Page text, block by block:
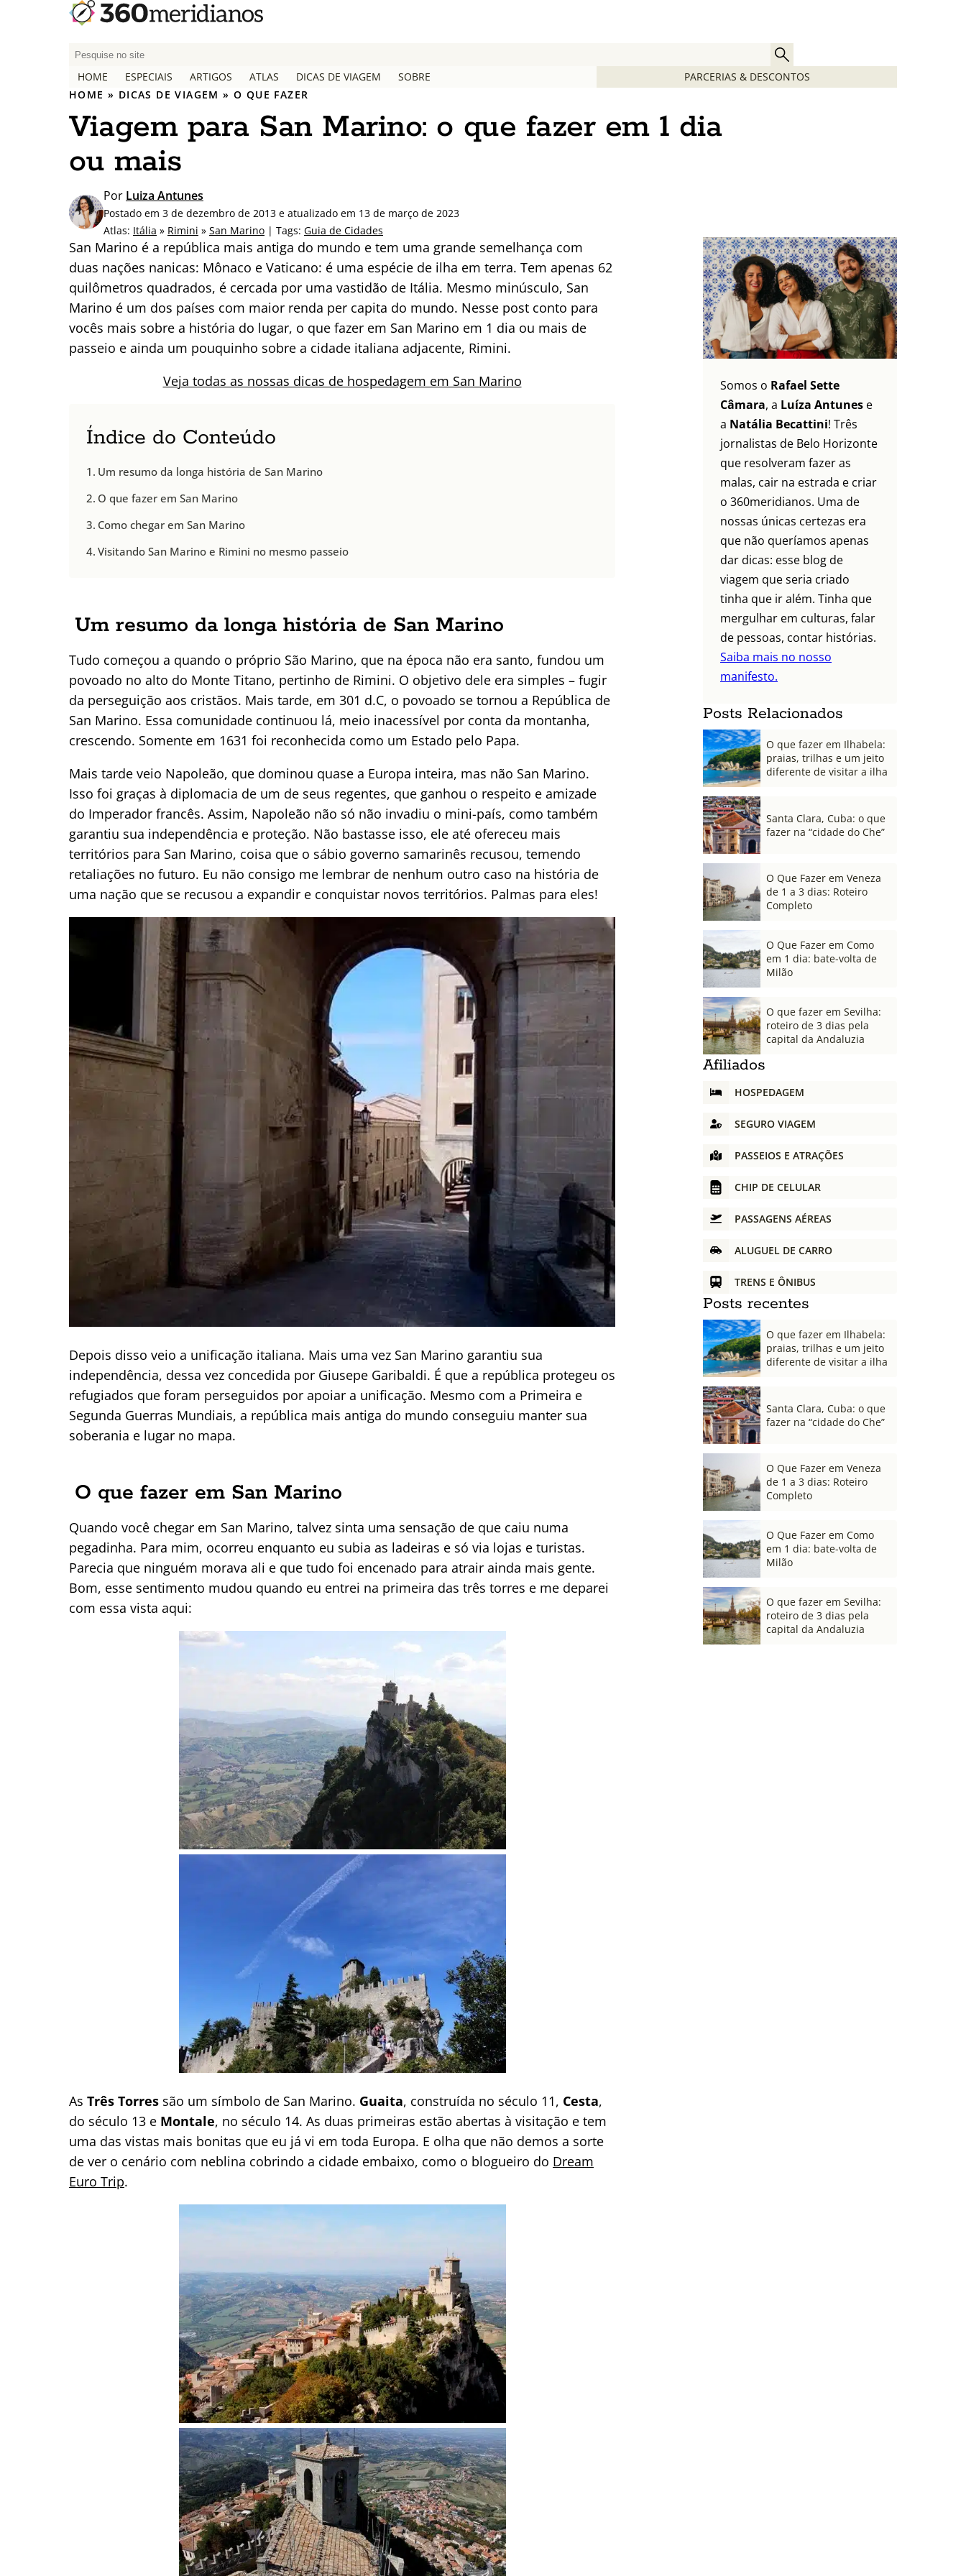
P
q
u
s
a
p
o
r
:
HOME ESPECIAIS ARTIGOS ATLAS DICAS DE VIAGEM SOBRE
PARCERIAS & DESCONTOS
HOME » DICAS DE VIAGEM »O QUE FAZER
Viagem para San Marino: o que fazer em 1 dia
ou mais
Por Luiza Antunes
Postado em 3 de dezembro de 2013 e atualizado em 13 de março de 2023
Atlas: Itália » Rimini » San Marino | Tags: Guia de Cidades
San Marino é a república mais antiga do mundo e tem uma grande semelhança com
duas nações nanicas: Mônaco e Vaticano: é uma espécie de ilha em terra. Tem apenas 62
quilômetros quadrados, é cercada por uma vastidão de Itália. Mesmo minúsculo, San
Marino é um dos países com maior renda per capita do mundo. Nesse post conto para
vocês mais sobre a história do lugar, o que fazer em San Marino em 1 dia ou mais de
passeio e ainda um pouquinho sobre a cidade italiana adjacente, Rimini.
Veja todas as nossas dicas de hospedagem em San Marino
Índice do Conteúdo
Um resumo da longa história de San Marino
O que fazer em San Marino
Como chegar em San Marino
Visitando San Marino e Rimini no mesmo passeio
Um resumo da longa história de San Marino
Tudo começou a quando o próprio São Marino, que na época não era santo, fundou um
povoado no alto do Monte Titano, pertinho de Rimini. O objetivo dele era simples – fugir
da perseguição aos cristãos. Mais tarde, em 301 d.C, o povoado se tornou a República de
San Marino. Essa comunidade continuou lá, meio inacessível por conta da montanha,
crescendo. Somente em 1631 foi reconhecida como um Estado pelo Papa.
Mais tarde veio Napoleão, que dominou quase a Europa inteira, mas não San Marino.
Isso foi graças à diplomacia de um de seus regentes, que ganhou o respeito e amizade
do Imperador francês. Assim, Napoleão não só não invadiu o mini-país, como também
garantiu sua independência e proteção. Não bastasse isso, ele até ofereceu mais
territórios para San Marino, coisa que o sábio governo samarinês recusou, temendo
retaliações no futuro. Eu não consigo me lembrar de nenhum outro caso na história de
uma nação que se recusou a expandir e conquistar novos territórios. Palmas para eles!
Depois disso veio a unificação italiana. Mais uma vez San Marino garantiu sua
independência, dessa vez concedida por Giusepe Garibaldi. É que a república protegeu os
refugiados que foram perseguidos por apoiar a unificação. Mesmo com a Primeira e
Segunda Guerras Mundiais, a república mais antiga do mundo conseguiu manter sua
soberania e lugar no mapa.
O que fazer em San Marino
Quando você chegar em San Marino, talvez sinta uma sensação de que caiu numa
pegadinha. Para mim, ocorreu enquanto eu subia as ladeiras e só via lojas e turistas.
Parecia que ninguém morava ali e que tudo foi encenado para atrair ainda mais gente.
Bom, esse sentimento mudou quando eu entrei na primeira das três torres e me deparei
com essa vista aqui:
As Três Torres são um símbolo de San Marino. Guaita, construída no século 11, Cesta,
do século 13 e Montale, no século 14. As duas primeiras estão abertas à visitação e tem
uma das vistas mais bonitas que eu já vi em toda Europa. E olha que não demos a sorte
de ver o cenário com neblina cobrindo a cidade embaixo, como o blogueiro do Dream
Euro Trip.
Somos o Rafael Sette
Câmara, a Luíza Antunes e
a Natália Becattini! Três
jornalistas de Belo Horizonte
que resolveram fazer as
malas, cair na estrada e criar
o 360meridianos. Uma de
nossas únicas certezas era
que não queríamos apenas
dar dicas: esse blog de
viagem que seria criado
tinha que ir além. Tinha que
mergulhar em culturas, falar
de pessoas, contar histórias.
Saiba mais no nosso
manifesto.
Posts Relacionados
O que fazer em Ilhabela:
praias, trilhas e um jeito
diferente de visitar a ilha
Santa Clara, Cuba: o que
fazer na “cidade do Che”
O Que Fazer em Veneza
de 1 a 3 dias: Roteiro
Completo
O Que Fazer em Como
em 1 dia: bate-volta de
Milão
O que fazer em Sevilha:
roteiro de 3 dias pela
capital da Andaluzia
Afiliados
HOSPEDAGEM
SEGURO VIAGEM
PASSEIOS E ATRAÇÕES
CHIP DE CELULAR
PASSAGENS AÉREAS
ALUGUEL DE CARRO
TRENS E ÔNIBUS
Posts recentes
O que fazer em Ilhabela:
praias, trilhas e um jeito
diferente de visitar a ilha
Santa Clara, Cuba: o que
fazer na “cidade do Che”
O Que Fazer em Veneza
de 1 a 3 dias: Roteiro
Completo
O Que Fazer em Como
em 1 dia: bate-volta de
Milão
O que fazer em Sevilha:
roteiro de 3 dias pela
capital da Andaluzia